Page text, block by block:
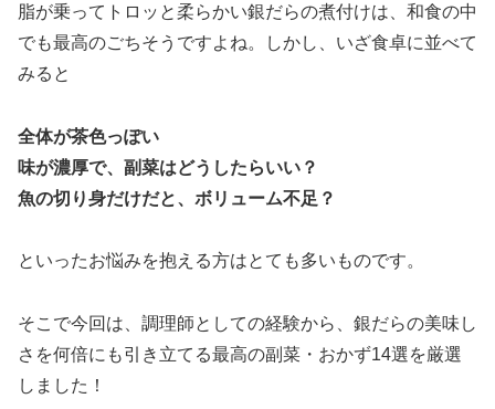
脂が乗ってトロッと柔らかい銀だらの煮付けは、和食の中
でも最高のごちそうですよね。しかし、いざ食卓に並べて
みると
全体が茶色っぽい
味が濃厚で、副菜はどうしたらいい？
魚の切り身だけだと、ボリューム不足？
といったお悩みを抱える方はとても多いものです。
そこで今回は、調理師としての経験から、銀だらの美味し
さを何倍にも引き立てる最高の副菜・おかず14選を厳選
しました！